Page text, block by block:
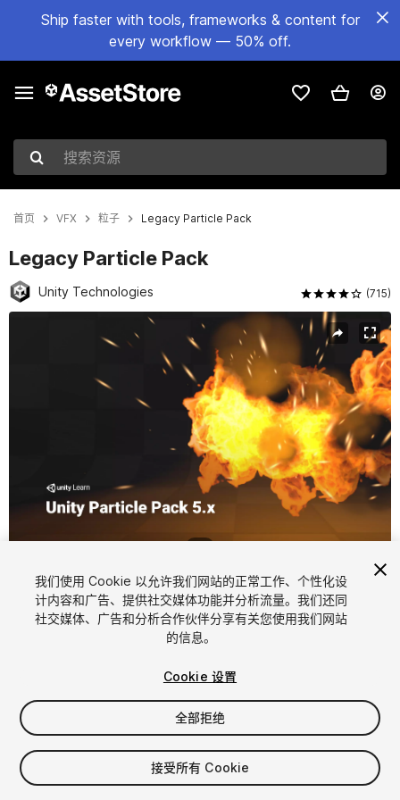
Ship faster with tools, frameworks & content for
every workflow — 50% off.
搜索资源
首页 VFX 粒子 Legacy Particle Pack
Legacy Particle Pack
Unity Technologies (715)
FREE
825viewsin the past week
我们使用 Cookie 以允许我们网站的正常工作、个性化设
计内容和广告、提供社交媒体功能并分析流量。我们还同
社交媒体、广告和分析合作伙伴分享有关您使用我们网站
的信息。
Cookie 设置
全部拒绝
接受所有 Cookie